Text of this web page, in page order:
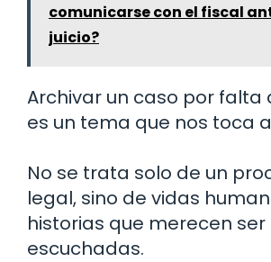
comunicarse con el fiscal
juicio?
Archivar un caso por falta
es un tema que nos toca
No se trata solo de un
legal, sino de vidas
historias que merecen ser
escuchadas.